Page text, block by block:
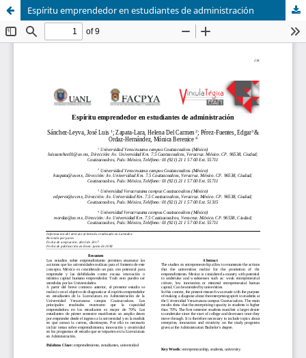
Espíritu emprendedor en estudiantes de administración